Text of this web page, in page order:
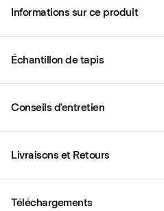
Informations sur ce produit
Échantillon de tapis
Conseils d'entretien
Livraisons et Retours
Téléchargements